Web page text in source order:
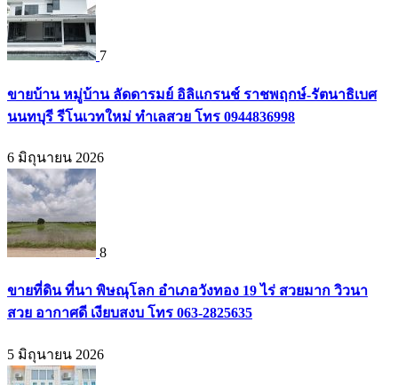
7
ขายบ้าน หมู่บ้าน ลัดดารมย์ อิลิแกรนช์ ราชพฤกษ์-รัตนาธิเบศ
นนทบุรี รีโนเวทใหม่ ทำเลสวย โทร 0944836998
6 มิถุนายน 2026
8
ขายที่ดิน ที่นา พิษณุโลก อำเภอวังทอง 19 ไร่ สวยมาก วิวนา
สวย อากาศดี เงียบสงบ โทร 063-2825635
5 มิถุนายน 2026